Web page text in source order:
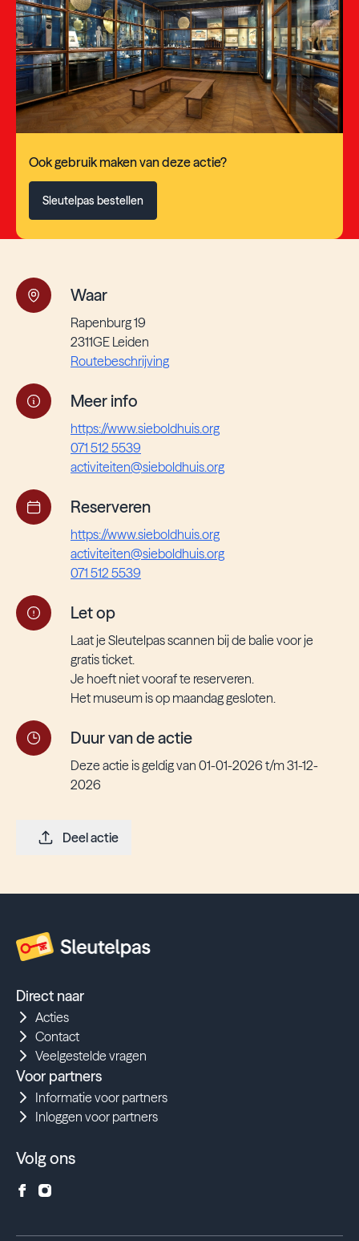
Ook gebruik maken van deze actie?
Sleutelpas bestellen
Waar
Rapenburg 19
2311GE Leiden
Routebeschrijving
Meer info
https://www.sieboldhuis.org
071 512 5539
activiteiten@sieboldhuis.org
Reserveren
https://www.sieboldhuis.org
activiteiten@sieboldhuis.org
071 512 5539
Let op
Laat je Sleutelpas scannen bij de balie voor je
gratis ticket.
Je hoeft niet vooraf te reserveren.
Het museum is op maandag gesloten.
Duur van de actie
Deze actie is geldig van 01-01-2026 t/m 31-12-
2026
Deel actie
Direct naar
Acties
Contact
Veelgestelde vragen
Voor partners
Informatie voor partners
Inloggen voor partners
Volg ons